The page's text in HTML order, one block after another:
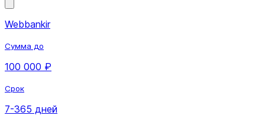
Webbankir
Сумма до
100 000 ₽
Срок
7-365 дней